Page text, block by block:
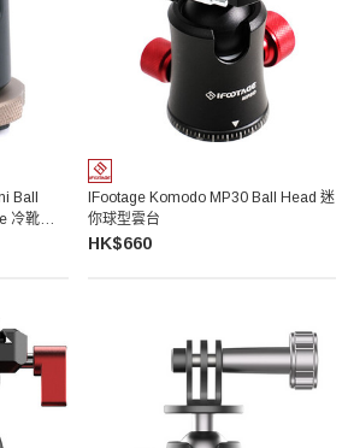
Ball
冷靴迷你
IFootage Komodo MP30 Ball Head 迷
你球型雲台
HK$660